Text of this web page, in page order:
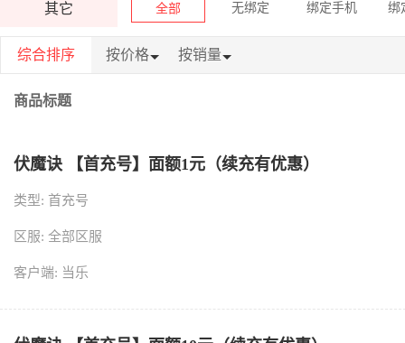
其它 全部 无绑定 绑定手机 绑
综合排序 按价格 按销量
商品标题
伏魔诀 【首充号】面额1元（续充有优惠）
类型: 首充号
区服: 全部区服
客户端: 当乐